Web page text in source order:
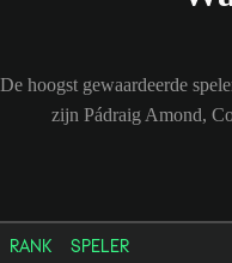
De hoogst gewaardeerde
zijn Pádraig Amond,
RANK SPELER